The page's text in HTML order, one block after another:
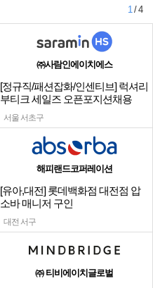
1/ 4
㈜사람인에이치에스
[정규직/패션잡화/인센티브] 럭셔리
부티크 세일즈 오픈포지션채용
서울 서초구
해피랜드코퍼레이션
[유아,대전] 롯데백화점 대전점 압
소바 매니저 구인
대전 서구
㈜ 티비에이치글로벌